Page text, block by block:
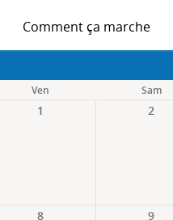
Comment ça marche
Ven Sam
1 2
8 9